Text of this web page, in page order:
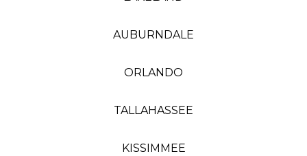
AUBURNDALE
ORLANDO
TALLAHASSEE
KISSIMMEE